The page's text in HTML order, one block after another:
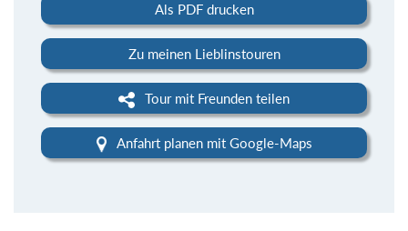
Als PDF drucken
Zu meinen Lieblinstouren
Tour mit Freunden teilen
Anfahrt planen mit Google-Maps